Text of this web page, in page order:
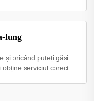
lung
și oricând puteți găsi
serviciul corect.